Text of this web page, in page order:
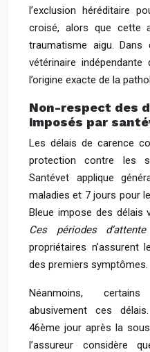
l’exclusion héréditaire
croisé, alors que cette
traumatisme aigu. Dans
vétérinaire
l’origine exacte de la
Non-respect des
imposés par
Les délais de carence
protection contre les
Santévet applique
maladies et 7 jours pour
Bleue impose des délais
Ces périodes d’attente
propriétaires n’assurent
des premiers symptômes.
Néanmoins,
abusivement ces
46ème jour après la
l’assureur considère